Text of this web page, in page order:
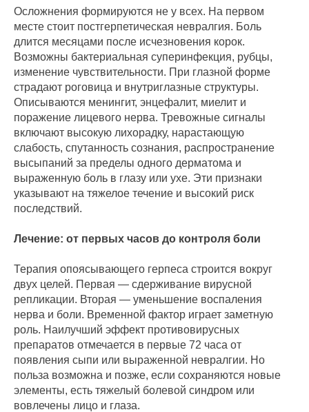
Осложнения формируются не у всех. На первом
месте стоит постгерпетическая невралгия. Боль
длится месяцами после исчезновения корок.
Возможны бактериальная суперинфекция, рубцы,
изменение чувствительности. При глазной форме
страдают роговица и внутриглазные структуры.
Описываются менингит, энцефалит, миелит и
поражение лицевого нерва. Тревожные сигналы
включают высокую лихорадку, нарастающую
слабость, спутанность сознания, распространение
высыпаний за пределы одного дерматома и
выраженную боль в глазу или ухе. Эти признаки
указывают на тяжелое течение и высокий риск
последствий.
Лечение: от первых часов до контроля боли
Терапия опоясывающего герпеса строится вокруг
двух целей. Первая — сдерживание вирусной
репликации. Вторая — уменьшение воспаления
нерва и боли. Временной фактор играет заметную
роль. Наилучший эффект противовирусных
препаратов отмечается в первые 72 часа от
появления сыпи или выраженной невралгии. Но
польза возможна и позже, если сохраняются новые
элементы, есть тяжелый болевой синдром или
вовлечены лицо и глаза.